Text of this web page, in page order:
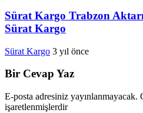
Sürat Kargo Trabzon
Sürat Kargo
Sürat Kargo 3 yıl önce
Bir Cevap Yaz
E-posta adresiniz yayınlanmayacak.
işaretlenmişlerdir